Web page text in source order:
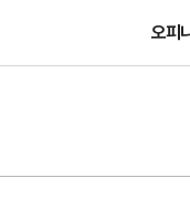
오피